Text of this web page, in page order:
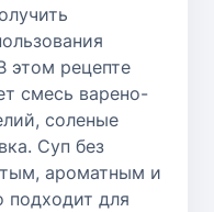
этом рецепте
смесь варено-
соленые
Суп без
ароматным и
для